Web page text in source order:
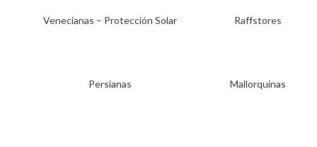
Venecianas – Protección Solar Raffstores
Persianas Mallorquinas